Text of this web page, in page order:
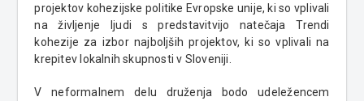
projektov kohezijske politike Evropske unije, ki so vplivali
na življenje ljudi s predstavitvijo natečaja Trendi
kohezije za izbor najboljših projektov, ki so vplivali na
krepitev lokalnih skupnosti v Sloveniji.
V neformalnem delu druženja bodo udeležencem